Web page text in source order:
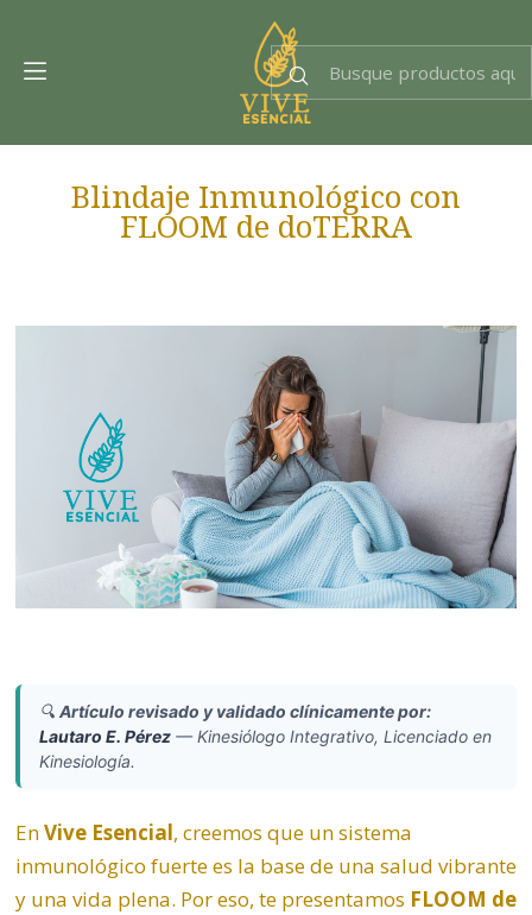
Blindaje Inmunológico con
FLOOM de doTERRA
🔍 Artículo revisado y validado clínicamente por:
Lautaro E. Pérez—Kinesiólogo Integrativo, Licenciado en
Kinesiología.
EnVive Esencial, creemos que un sistema
inmunológico fuerte es la base de una salud vibrante
y una vida plena. Por eso, te presentamos FLOOM de
Dra. EsencIAl
Experta en bienestar